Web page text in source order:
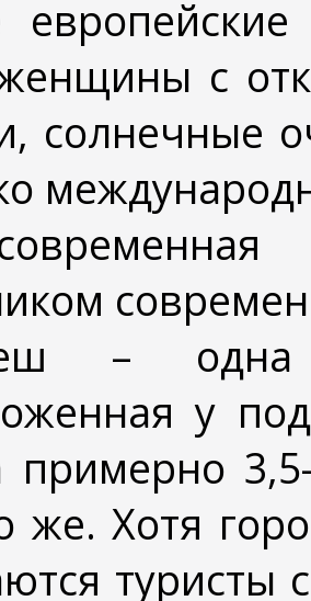
с
солнечные
– одна
у
примерно
же. Хотя
туристы